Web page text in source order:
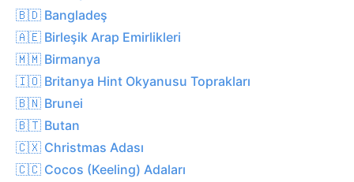
🇧🇩 Bangladeş
🇦🇪 Birleşik Arap Emirlikleri
🇲🇲 Birmanya
🇮🇴 Britanya Hint Okyanusu Toprakları
🇧🇳 Brunei
🇧🇹 Butan
🇨🇽 Christmas Adası
🇨🇨 Cocos (Keeling) Adaları